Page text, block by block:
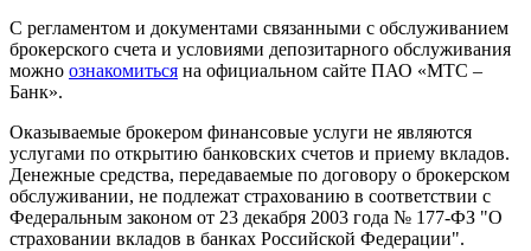
С регламентом и документами связанными с обслуживанием
брокерского счета и условиями депозитарного обслуживания
можно ознакомиться на официальном сайте ПАО «МТС –
Банк».
Оказываемые брокером финансовые услуги не являются
услугами по открытию банковских счетов и приему вкладов.
Денежные средства, передаваемые по договору о брокерском
обслуживании, не подлежат страхованию в соответствии с
Федеральным законом от 23 декабря 2003 года № 177-ФЗ "О
страховании вкладов в банках Российской Федерации".